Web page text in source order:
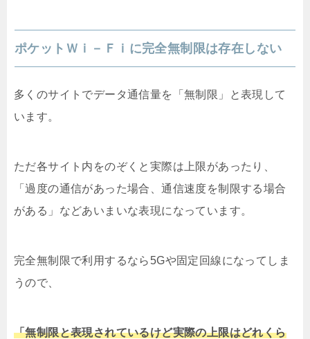
ポケットＷｉ－Ｆｉに完全無制限は存在しない
多くのサイトでデータ通信量を「無制限」と表現して
います。
ただ各サイト内をのぞくと実際は上限があったり、
「過度の通信があった場合、通信速度を制限する場合
がある」などあいまいな表現になっています。
完全無制限で利用するなら5Gや固定回線になってしま
うので、
「無制限と表現されているけど実際の上限はどれくら